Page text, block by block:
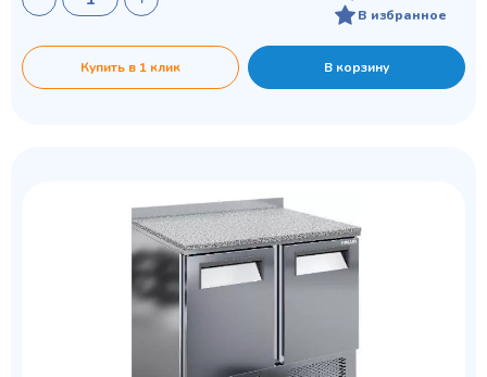
В избранное
Купить в 1 клик В корзину